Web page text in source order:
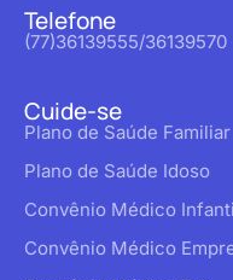
Telefone
(77)36139555/36139570
Cuide-se
Plano de Saúde Familiar
Plano de Saúde Idoso
Convênio Médico
Convênio Médico